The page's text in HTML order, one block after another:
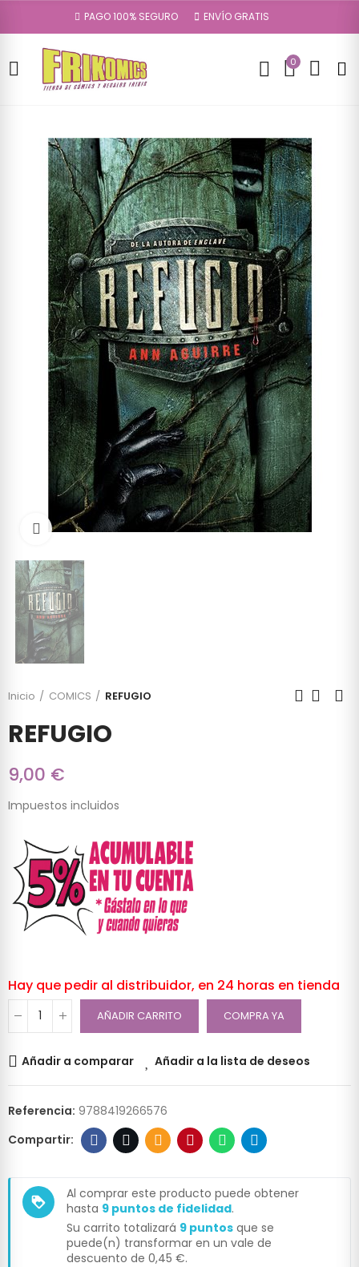
PAGO 100% SEGURO ENVÍO GRATIS
0
Click to enlarge
Inicio COMICS REFUGIO
REFUGIO
9,00 €
Impuestos incluidos
Hay que pedir al distribuidor, en 24 horas en tienda
AÑADIR CARRITO COMPRA YA
Añadir a comparar Añadir a la lista de deseos
Referencia: 9788419266576
loyalty
Al comprar este producto puede obtener
hasta 9 puntos de fidelidad.
Su carrito totalizará 9 puntos que se
puede(n) transformar en un vale de
descuento de 0,45 €.